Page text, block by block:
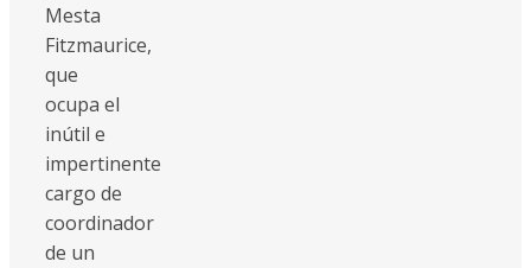
Mesta
Fitzmaurice,
que
ocupa el
inútil e
impertinente
cargo de
coordinador
de un